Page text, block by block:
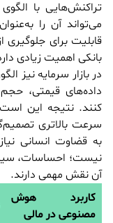
تراکنش‌هایی با
می‌تواند آن را
قابلیت برای
بانکی اهمیت زیادی
در بازار سرمایه نیز
داده‌های قیمتی، حجم
کنند. نتیجه این است
سرعت بالاتری
به قضاوت انسانی نیاز
نیست؛ احساسات،
آن نقش مهمی دارند.
کاربرد هوش
مصنوعی در مالی